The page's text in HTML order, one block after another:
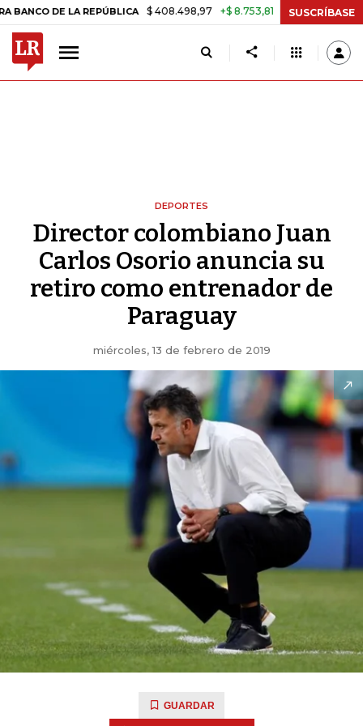
DE LA REPÚBLICA $ 408.498,97 +$ 8.753,81 +2,19% TASA DE
SUSCRÍBASE
DEPORTES
Director colombiano Juan
Carlos Osorio anuncia su
retiro como entrenador de
Paraguay
miércoles, 13 de febrero de 2019
GUARDAR